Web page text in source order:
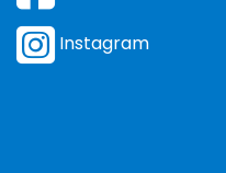
Instagram